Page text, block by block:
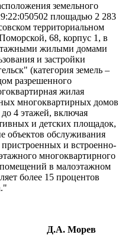
земельного
площадью 2 283
территориальном
68, корпус 1, в
жилыми домами
и застройки
(категория земель –
разрешенного
жилая
многоквартирных домов
4 этажей, включая
и детских площадок,
объектов обслуживания
и встроенно-
многоквартирного
в малоэтажном
более 15 процентов